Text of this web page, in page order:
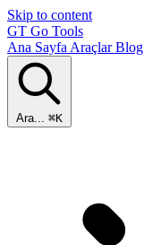
Skip to content
GT Go Tools
Ana Sayfa AraçlarBlog
Ara... ⌘K